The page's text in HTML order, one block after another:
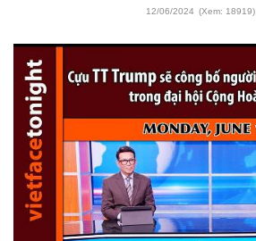
12/06/2024 (Xem: 18919)